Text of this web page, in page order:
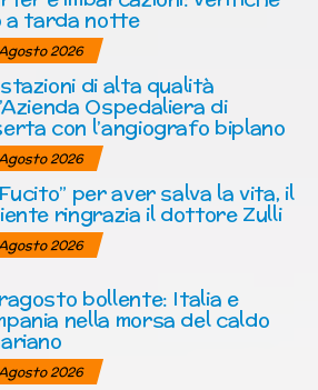
a tarda notte
2026
di alta qualità
Ospedaliera di
con l’angiografo biplano
2026
per aver salva la vita, il
ringrazia il dottore Zulli
2026
bollente: Italia e
nella morsa del caldo
2026